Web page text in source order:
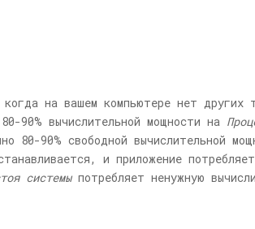
на вашем компьютере нет других
90% вычислительной мощности на
80-90% свободной вычислительной
и приложение
системыпотребляет ненужную